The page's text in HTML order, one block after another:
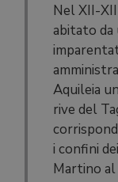
Nel XII-
abitato da
Aquileia
rive del
i confini
Martino al